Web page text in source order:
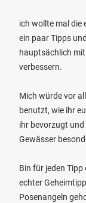
ich wollte mal die
ein paar Tipps
hauptsächlich
verbessern.
Mich würde vor
benutzt, wie ihr
ihr bevorzugt
Gewässer
Bin für jeden
echter
Posenangeln